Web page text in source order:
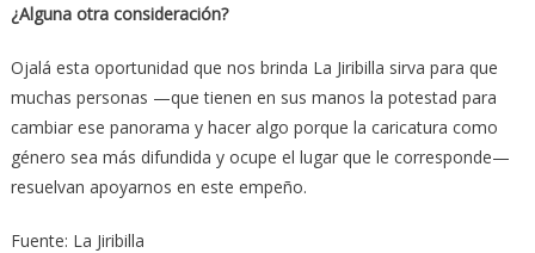
¿Alguna otra consideración?
Ojalá esta oportunidad que nos brinda La Jiribilla sirva para que
muchas personas —que tienen en sus manos la potestad para
cambiar ese panorama y hacer algo porque la caricatura como
género sea más difundida y ocupe el lugar que le corresponde—
resuelvan apoyarnos en este empeño.
Fuente: La Jiribilla